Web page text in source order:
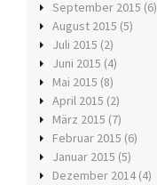
September 2015 (6)
August 2015 (5)
Juli 2015 (2)
Juni 2015 (4)
Mai 2015 (8)
April 2015 (2)
März 2015 (7)
Februar 2015 (6)
Januar 2015 (5)
Dezember 2014 (4)